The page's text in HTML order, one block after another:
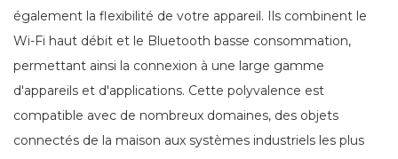
également la flexibilité de votre appareil. Ils combinent le
Wi-Fi haut débit et le Bluetooth basse consommation,
permettant ainsi la connexion à une large gamme
d'appareils et d'applications. Cette polyvalence est
compatible avec de nombreux domaines, des objets
connectés de la maison aux systèmes industriels les plus